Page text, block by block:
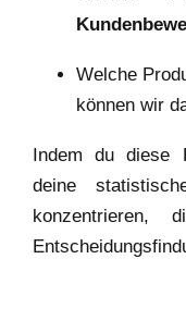
Welche
können wir
Indem du diese
deine
konzentrieren,